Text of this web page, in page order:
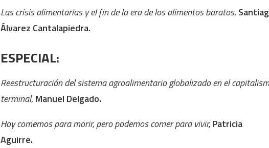
Las crisis alimentarias y el fin de la era de los alimentos baratos,
Álvarez Cantalapiedra.
ESPECIAL:
Reestructuración del sistema agroalimentario globalizado en el
terminal, Manuel Delgado.
Hoy comemos para morir, pero podemos comer para vivir,Patricia
Aguirre.